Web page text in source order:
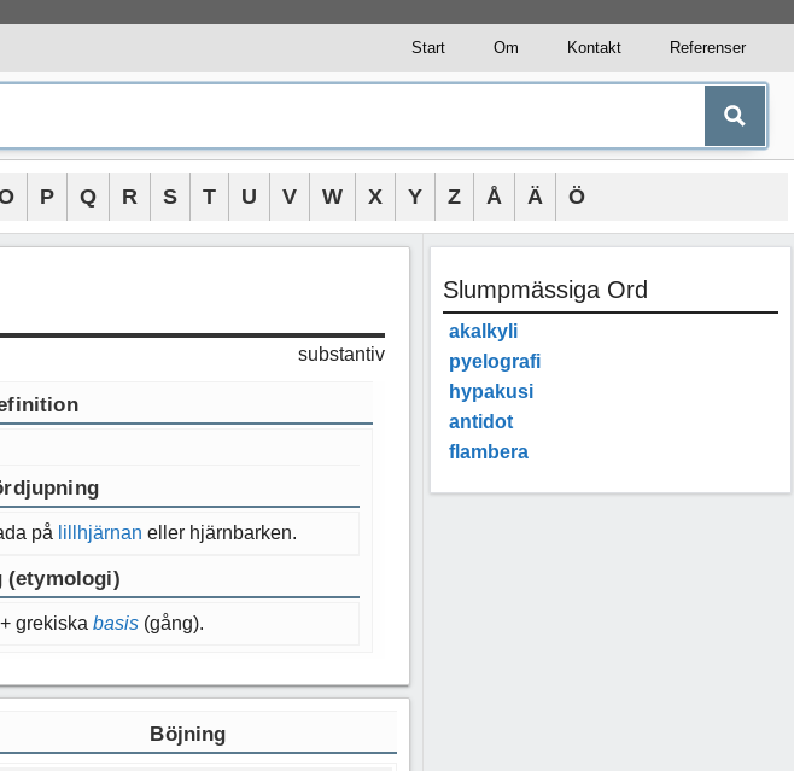
Start Om Kontakt Referenser
P Q R S T U V W X Y Z Å Ä Ö
substantiv
på lillhjärnan eller hjärnbarken.
(etymologi)
grekiska basis (gång).
Böjning
Slumpmässiga Ord
akalkyli
pyelografi
hypakusi
antidot
flambera